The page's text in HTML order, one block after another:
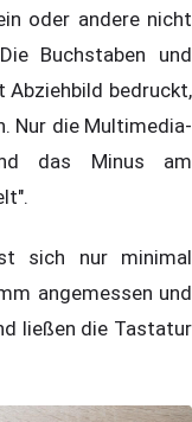
oder andere nicht
Buchstaben und
bedruckt,
Nur die Multimedia-
das Minus am
sich nur minimal
angemessen und
ließen die Tastatur